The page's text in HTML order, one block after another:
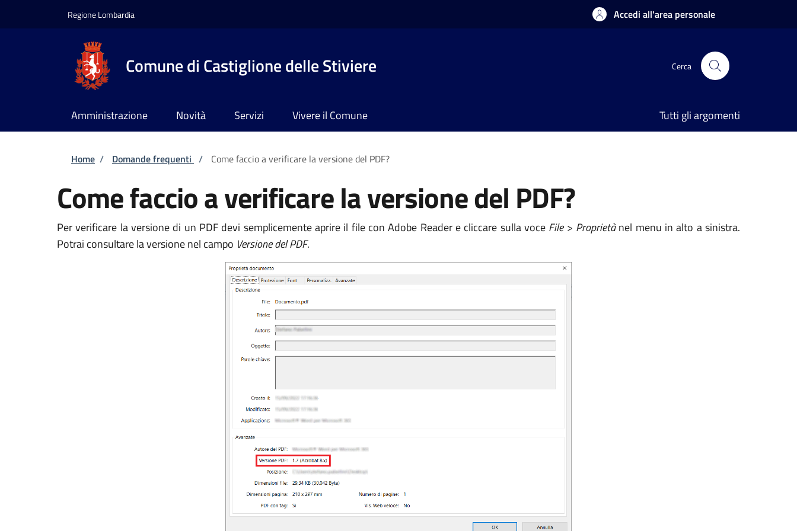
Regione Lombardia Accedi all'area personale
Comune di Castiglione delle Stiviere Cerca
Amministrazione Novità Servizi Vivere il Comune Tutti gli argomenti
Briciole di pane
Home / Domande frequenti / Come faccio a verificare la versione del PDF?
Come faccio a verificare la versione del PDF?
Per verificare la versione di un PDF devi semplicemente aprire il file con Adobe Reader e cliccare sulla voce File> Proprietànel menu in alto a sinistra.
Potrai consultare la versione nel campo Versione del PDF.